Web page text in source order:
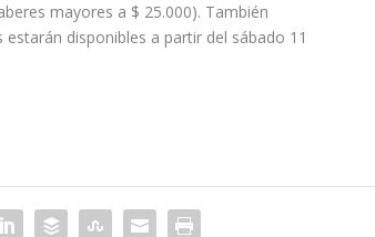
mayores a $ 25.000). También
disponibles a partir del sábado 11